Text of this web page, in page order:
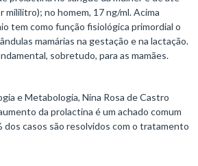
mililitro); no homem, 17 ng/ml. Acima
tem como função fisiológica primordial o
mamárias na gestação e na lactação.
sobretudo, para as mamães.
e Metabologia, Nina Rosa de Castro
da prolactina é um achado comum
dos casos são resolvidos com o tratamento